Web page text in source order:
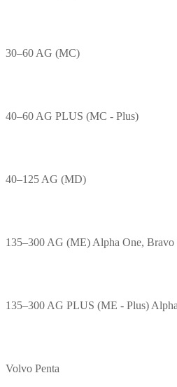
30–60 AG (MC)
40–60 AG PLUS (MC - Plus)
40–125 AG (MD)
135–300 AG (ME) Alpha One, Bravo
135–300 AG PLUS (ME - Plus)
Volvo Penta